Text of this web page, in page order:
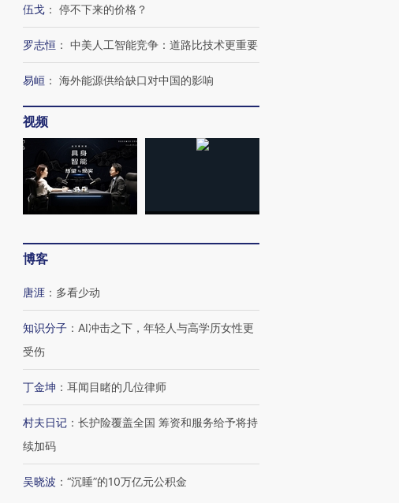
伍戈 ： 停不下来的价格？
罗志恒 ： 中美人工智能竞争：道路比技术更重要
易峘 ： 海外能源供给缺口对中国的影响
视频
博客
唐涯 ： 多看少动
知识分子 ： AI冲击之下，年轻人与高学历女性更
受伤
丁金坤 ： 耳闻目睹的几位律师
村夫日记 ： 长护险覆盖全国 筹资和服务给予将持
续加码
吴晓波 ： “沉睡”的10万亿元公积金